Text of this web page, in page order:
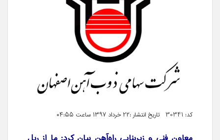
کد: 30341 تاریخ انتشار :۲۲ خرداد ۱۳۹۷ ساعت ۰۴:۵۵